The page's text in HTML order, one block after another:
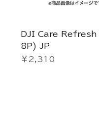
DJI Care Refresh
8P) JP
価格
￥2,310